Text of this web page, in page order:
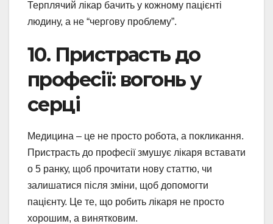
Терплячий лікар бачить у кожному пацієнті
людину, а не “чергову проблему”.
10. Пристрасть до
професії: вогонь у
серці
Медицина – це не просто робота, а покликання.
Пристрасть до професії змушує лікаря вставати
о 5 ранку, щоб прочитати нову статтю, чи
залишатися після зміни, щоб допомогти
пацієнту. Це те, що робить лікаря не просто
хорошим, а винятковим.